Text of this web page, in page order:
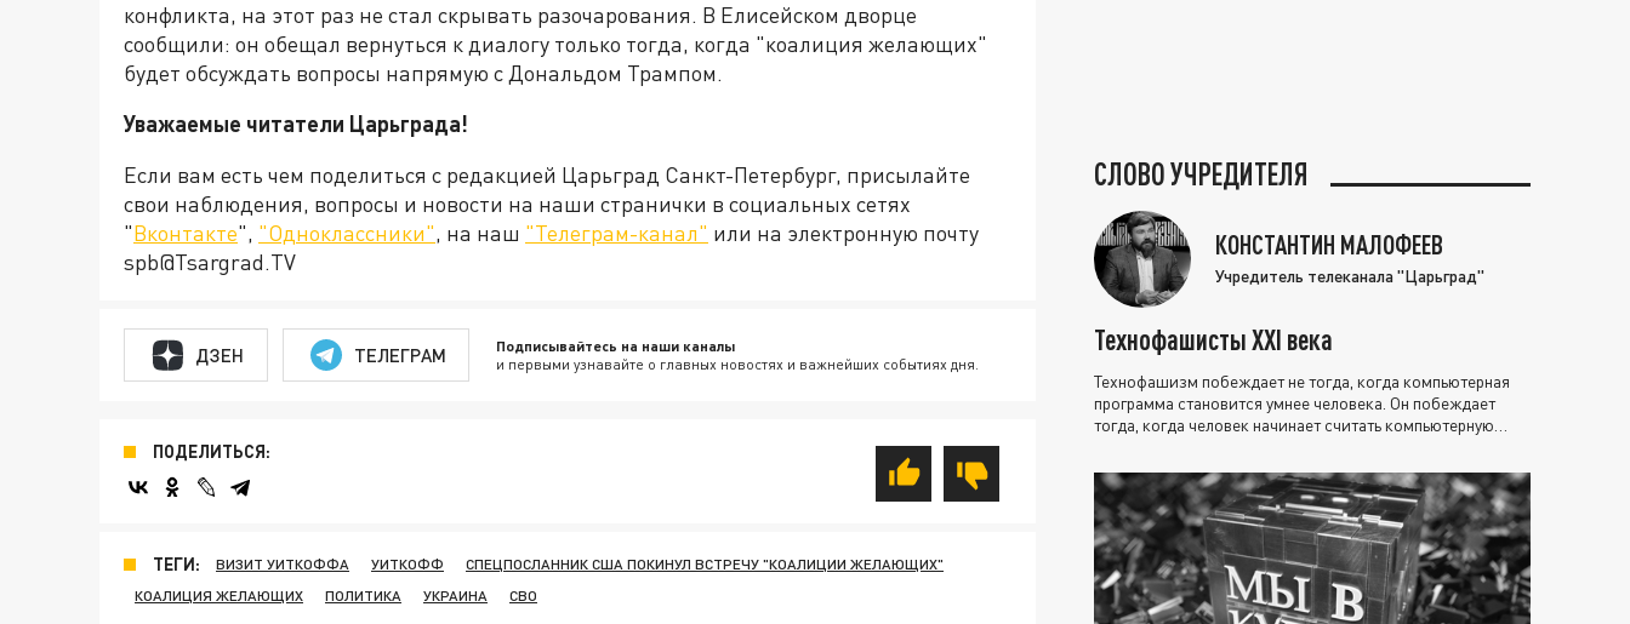
конфликта, на этот раз не стал скрывать разочарования. В Елисейском дворце
сообщили: он обещал вернуться к диалогу только тогда, когда "коалиция желающих"
будет обсуждать вопросы напрямую с Дональдом Трампом.
Уважаемые читатели Царьграда!
Если вам есть чем поделиться с редакцией Царьград Санкт-Петербург, присылайте
свои наблюдения, вопросы и новости на наши странички в социальных сетях
"Вконтакте", "Одноклассники", на наш "Телеграм-канал" или на электронную почту
spb@Tsargrad.TV
ДЗЕН ТЕЛЕГРАМ Подписывайтесь на наши каналы
и первыми узнавайте о главных новостях и важнейших событиях дня.
ПОДЕЛИТЬСЯ:
ТЕГИ: ВИЗИТ УИТКОФФА УИТКОФФ
СПЕЦПОСЛАННИК США ПОКИНУЛ ВСТРЕЧУ "КОАЛИЦИИ ЖЕЛАЮЩИХ"
КОАЛИЦИЯ ЖЕЛАЮЩИХ
ПОЛИТИКА УКРАИНА СВО
СЛОВО УЧРЕДИТЕЛЯ
КОНСТАНТИН МАЛОФЕЕВ
Учредитель телеканала "Царьград"
Технофашисты XXI века
Технофашизм побеждает не тогда, когда компьютерная
программа становится умнее человека. Он побеждает
тогда, когда человек начинает считать компьютерную